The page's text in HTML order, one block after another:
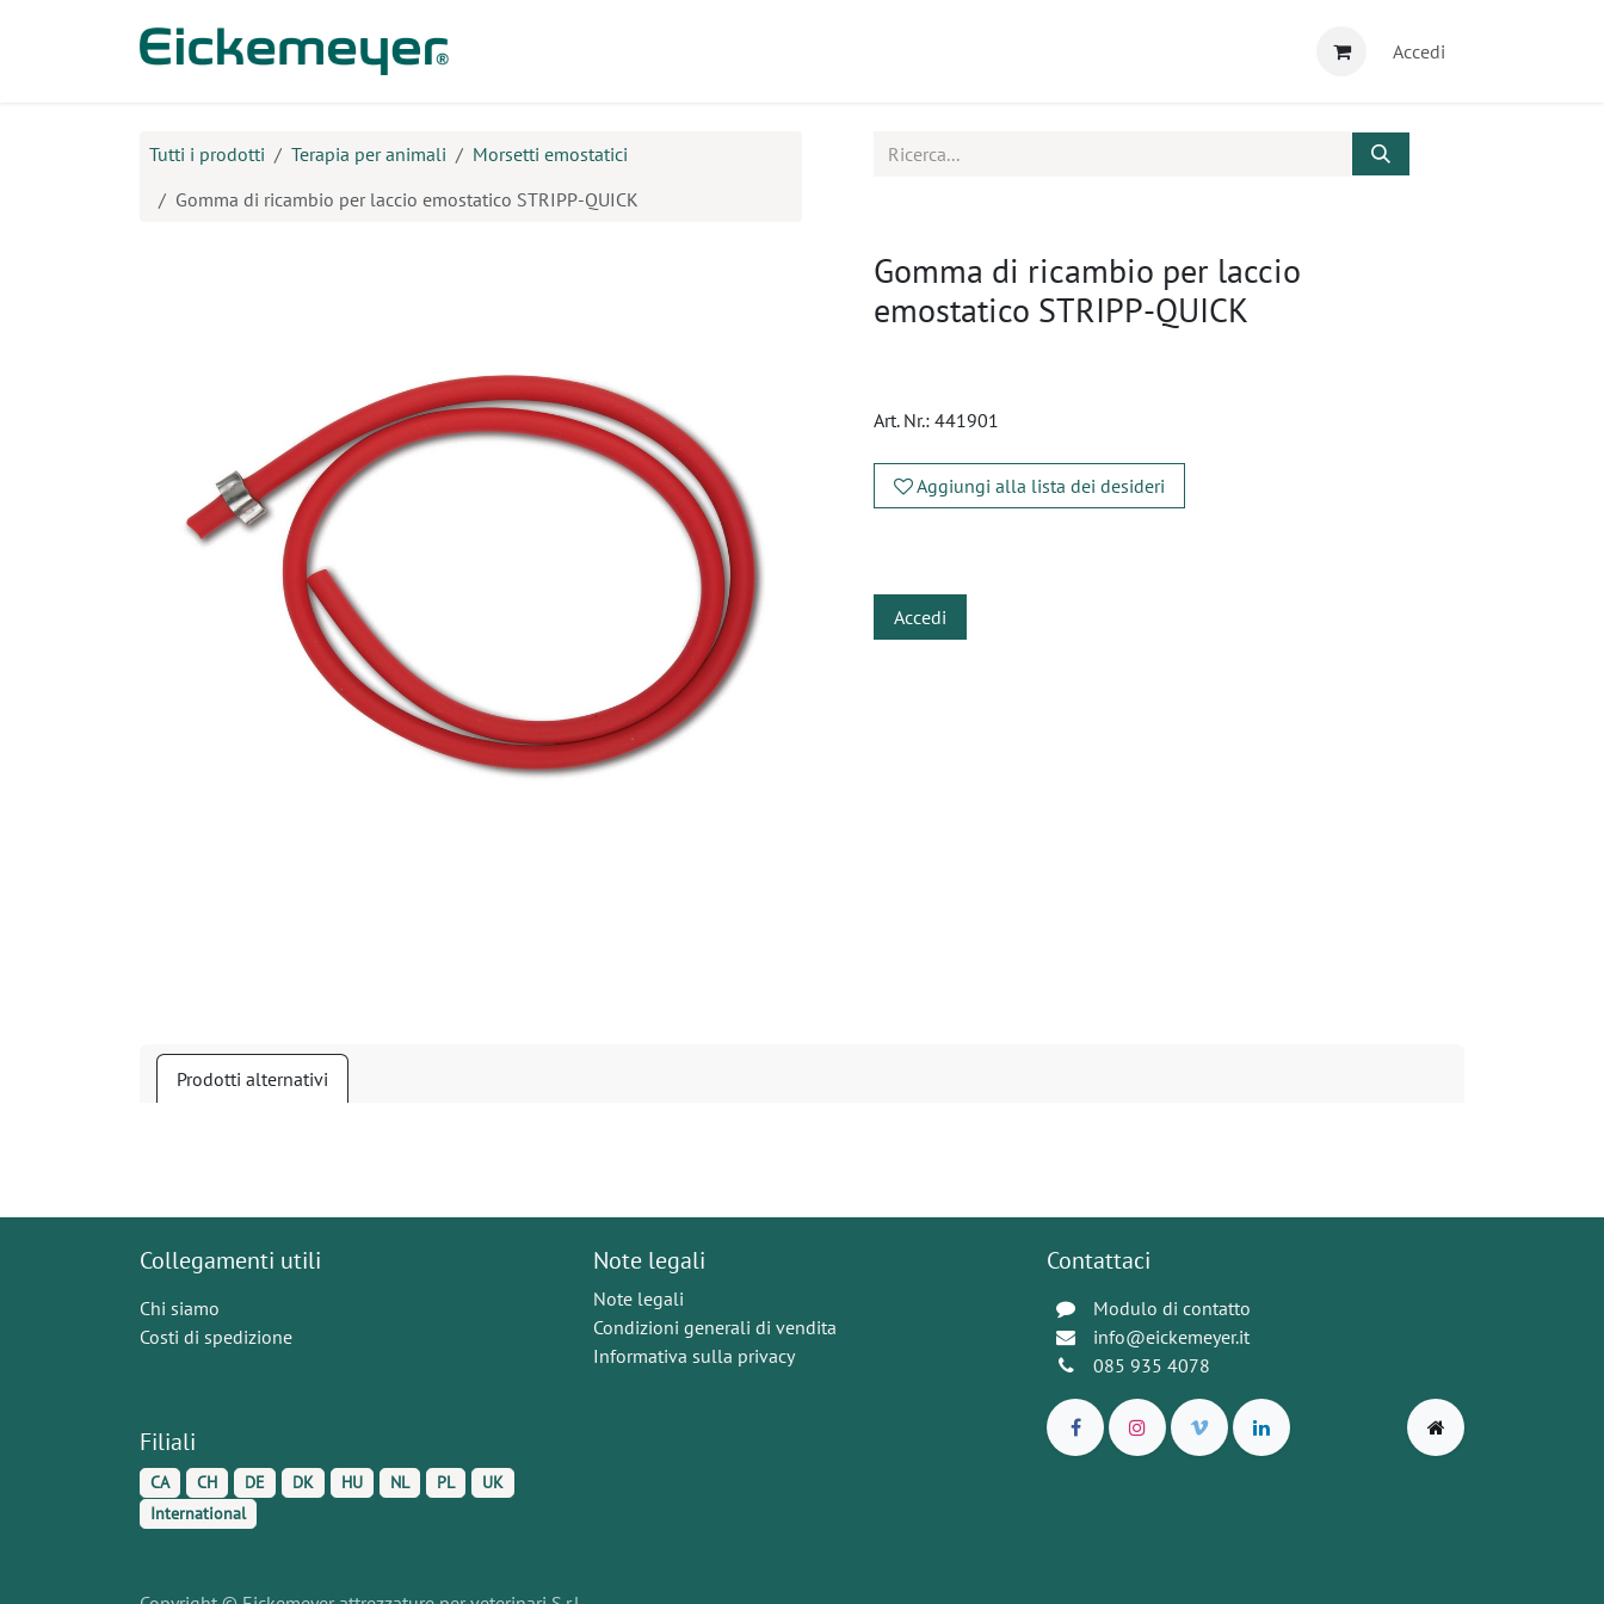
Accedi
Tutti i prodotti Terapia per animali
Morsetti emostatici
Gomma di ricambio per laccio emostatico STRIPP-QUICK
Gomma di ricambio per laccio
emostatico STRIPP-QUICK
Art. Nr.: 441901
Aggiungi alla lista dei desideri
Accedi
Prodotti alternativi
Collegamenti utili
Chi siamo
Costi di spedizione
Filiali
CA CH DE DK HU NL PL
UK
International
Note legali
Note legali
Condizioni generali di vendita
Informativa sulla privacy
Contattaci
Modulo di contatto
info@eickemeyer.it
085 935 4078